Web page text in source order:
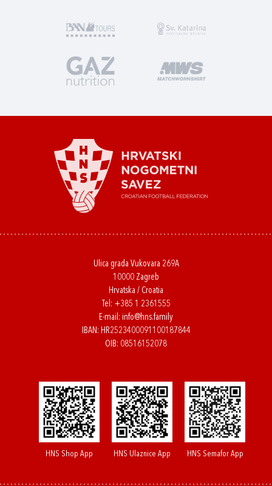
Ulica grada Vukovara 269A
10000 Zagreb
Hrvatska / Croatia
Tel: +385 1 2361555
E-mail: info@hns.family
IBAN: HR2523400091100187844
OIB: 08516152078
HNS Shop App HNS Ulaznice App HNS Semafor App